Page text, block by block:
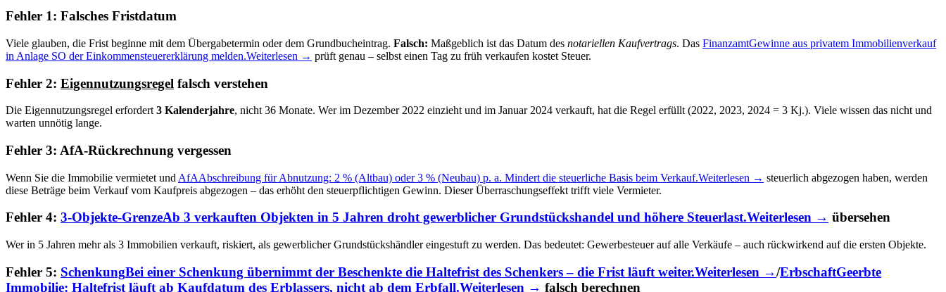
Fehler 1: Falsches Fristdatum
Viele glauben, die Frist beginne mit dem Übergabetermin oder dem Grundbucheintrag. Falsch: Maßgeblich ist das Datum des notariellen Kaufvertrags. Das FinanzamtGewinne aus privatem Immobilienverkauf
in Anlage SO der Einkommensteuererklärung melden.Weiterlesen → prüft genau – selbst einen Tag zu früh verkaufen kostet Steuer.
Fehler 2: Eigennutzungsregel falsch verstehen
Die Eigennutzungsregel erfordert 3 Kalenderjahre, nicht 36 Monate. Wer im Dezember 2022 einzieht und im Januar 2024 verkauft, hat die Regel erfüllt (2022, 2023, 2024 = 3 Kj.). Viele wissen das nicht und
warten unnötig lange.
Fehler 3: AfA-Rückrechnung vergessen
Wenn Sie die Immobilie vermietet und AfAAbschreibung für Abnutzung: 2 % (Altbau) oder 3 % (Neubau) p. a. Mindert die steuerliche Basis beim Verkauf.Weiterlesen → steuerlich abgezogen haben, werden
diese Beträge beim Verkauf vom Kaufpreis abgezogen – das erhöht den steuerpflichtigen Gewinn. Dieser Überraschungseffekt trifft viele Vermieter.
Fehler 4: 3-Objekte-GrenzeAb 3 verkauften Objekten in 5 Jahren droht gewerblicher Grundstückshandel und höhere Steuerlast.Weiterlesen → übersehen
Wer in 5 Jahren mehr als 3 Immobilien verkauft, riskiert, als gewerblicher Grundstückshändler eingestuft zu werden. Das bedeutet: Gewerbesteuer auf alle Verkäufe – auch rückwirkend auf die ersten Objekte.
Fehler 5: SchenkungBei einer Schenkung übernimmt der Beschenkte die Haltefrist des Schenkers – die Frist läuft weiter.Weiterlesen →/ErbschaftGeerbte
Immobilie: Haltefrist läuft ab Kaufdatum des Erblassers, nicht ab dem Erbfall.Weiterlesen → falsch berechnen